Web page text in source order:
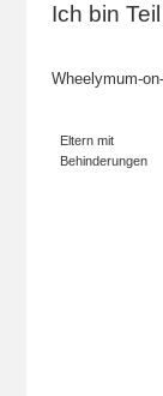
Ich bin
Wheelymum-
Eltern mit
Behinderungen